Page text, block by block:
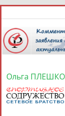
СПОРТСМЕНЫ,
Ольга